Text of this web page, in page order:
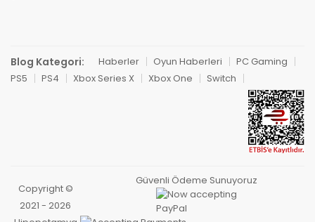
Blog Kategori: Haberler Oyun Haberleri
PC Gaming
PS5
PS4 Xbox Series X Xbox One Switch
Copyright ©
2021 - 2026
Güvenli Ödeme Sunuyoruz